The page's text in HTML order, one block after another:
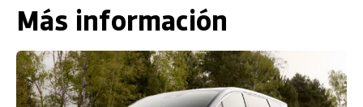
Más información